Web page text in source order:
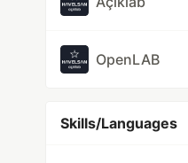
OpenLAB
Skills/Languages